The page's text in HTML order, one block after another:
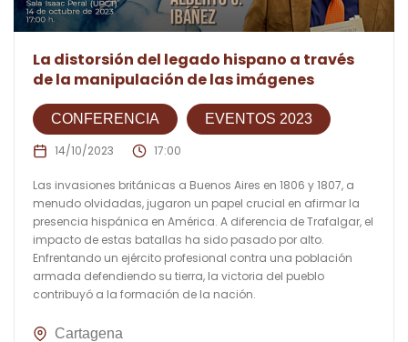
La distorsión del legado hispano a través
de la manipulación de las imágenes
CONFERENCIA EVENTOS 2023
14/10/2023 17:00
Las invasiones británicas a Buenos Aires en 1806 y 1807, a
menudo olvidadas, jugaron un papel crucial en afirmar la
presencia hispánica en América. A diferencia de Trafalgar, el
impacto de estas batallas ha sido pasado por alto.
Enfrentando un ejército profesional contra una población
armada defendiendo su tierra, la victoria del pueblo
contribuyó a la formación de la nación.
Cartagena